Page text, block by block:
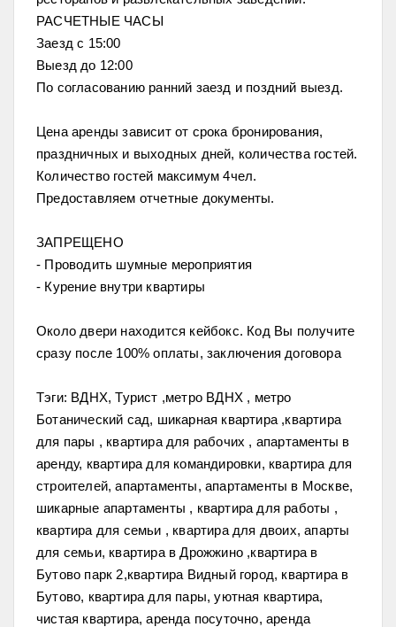
РАСЧЕТНЫЕ ЧАСЫ
Заезд с 15:00
Выезд до 12:00
По согласованию ранний заезд и поздний выезд.
Цена аренды зависит от срока бронирования,
праздничных и выходных дней, количества гостей.
Количество гостей максимум 4чел.
Предоставляем отчетные документы.
ЗАПРЕЩЕНО
- Проводить шумные мероприятия
- Курение внутри квартиры
Около двери находится кейбокс. Код Вы получите
сразу после 100% оплаты, заключения договора
Тэги: ВДНХ, Турист ,метро ВДНХ , метро
Ботанический сад, шикарная квартира ,квартира
для пары , квартира для рабочих , апартаменты в
аренду, квартира для командировки, квартира для
строителей, апартаменты, апартаменты в Москве,
шикарные апартаменты , квартира для работы ,
квартира для семьи , квартира для двоих, апарты
для семьи, квартира в Дрожжино ,квартира в
Бутово парк 2,квартира Видный город, квартира в
Бутово, квартира для пары, уютная квартира,
чистая квартира, аренда посуточно, аренда